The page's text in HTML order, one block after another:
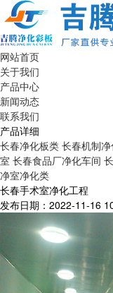
网站首页
关于我们
产品中心
新闻动态
联系我们
产品详细
长春净化板类 长春机制净
室 长春食品厂净化车间
净室净化类
长春手术室净化工程
发布日期：2022-11-16